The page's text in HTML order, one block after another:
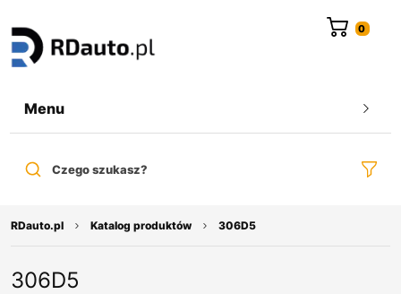
Menu
Czego szukasz?
RDauto.pl Katalog produktów 306D5
306D5